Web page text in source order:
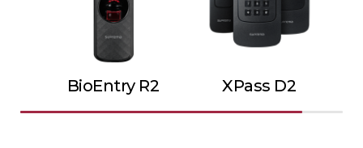
BioEntry R2 XPass D2